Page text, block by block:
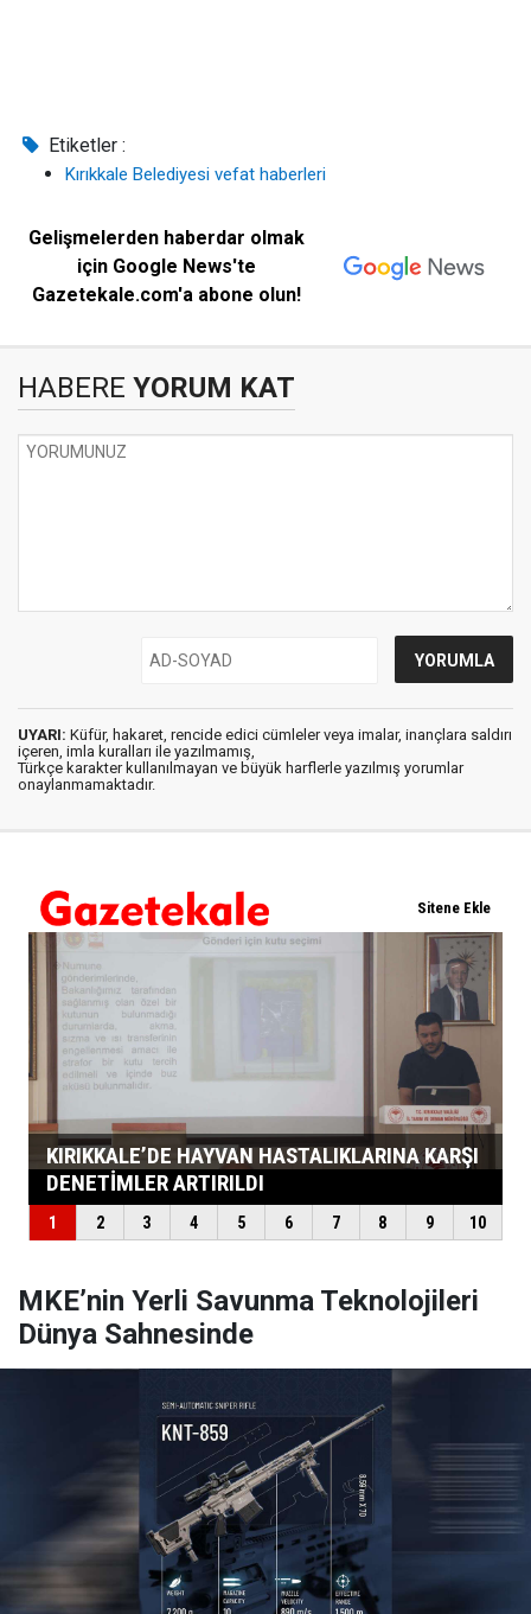
Etiketler :
Kırıkkale Belediyesi vefat haberleri
Gelişmelerden haberdar olmak
için Google News'te
Gazetekale.com'a abone olun!
HABERE YORUM KAT
UYARI: Küfür, hakaret, rencide edici cümleler veya imalar, inançlara saldırı
içeren, imla kuralları ile yazılmamış,
Türkçe karakter kullanılmayan ve büyük harflerle yazılmış yorumlar
onaylanmamaktadır.
MKE’nin Yerli Savunma Teknolojileri
Dünya Sahnesinde